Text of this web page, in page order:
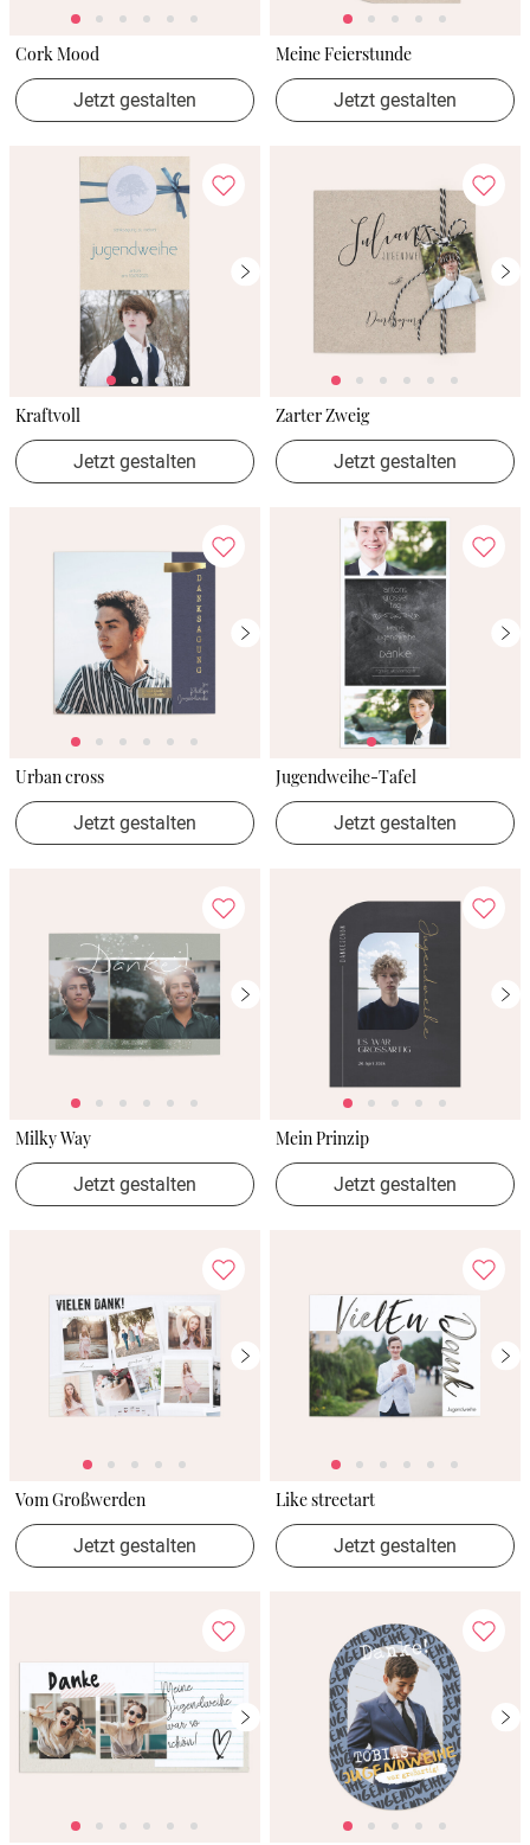
Cork Mood
Jetzt gestalten
Meine Feierstunde
Jetzt gestalten
Kraftvoll
Jetzt gestalten
Zarter Zweig
Jetzt gestalten
Urban cross
Jetzt gestalten
Jugendweihe-Tafel
Jetzt gestalten
Milky Way
Jetzt gestalten
Mein Prinzip
Jetzt gestalten
Vom Großwerden
Jetzt gestalten
Like streetart
Jetzt gestalten